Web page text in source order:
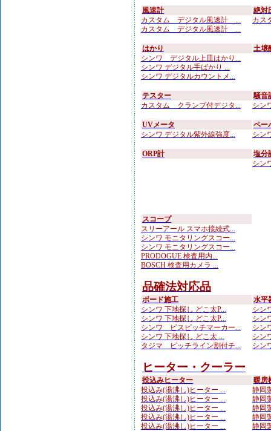
風速計
カスタム デジタル風速計 ...
カスタム デジタル風速計 ...
絶対
カス
はかり
シンワ デジタル上皿はかり...
シンワ デジタル手ばかり ...
シンワ デジタルカウントメ...
土壌
テスター
カスタム クランプ付デジタ...
騒音
シン
UVメータ
シンワ デジタル紫外線強度...
ペー
シン
ORP計
塩分
シン
スコープ
スリーアール スマホ接続式...
シンワ モニタリングスコー...
シンワ モニタリングスコー...
PRODOGUE 検査用内...
BOSCH 検査用カメラ ...
品確法対応品
ボード施工
シンワ 下地探し どこ太P...
シンワ 下地探し どこ太P...
シンワ ビスピッチマーカー...
シンワ 下地探し どこ太 ...
タジマ ピッチライン割付チ...
水平
シン
シン
シン
シン
シン
ヒーター・クーラー
投込みヒーター
投込み(湯沸し)ヒーター ...
投込み(湯沸し)ヒーター ...
投込み(湯沸し)ヒーター ...
投込み(湯沸し)ヒーター ...
投込み(湯沸し)ヒーター ...
暖房
静岡
静岡
静岡
静岡
静岡